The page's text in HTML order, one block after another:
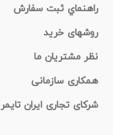
راهنماي ثبت سفارش
روشهای خرید
نظر مشتریان ما
همکاری سازمانی
شرکای تجاری ایران تایمر